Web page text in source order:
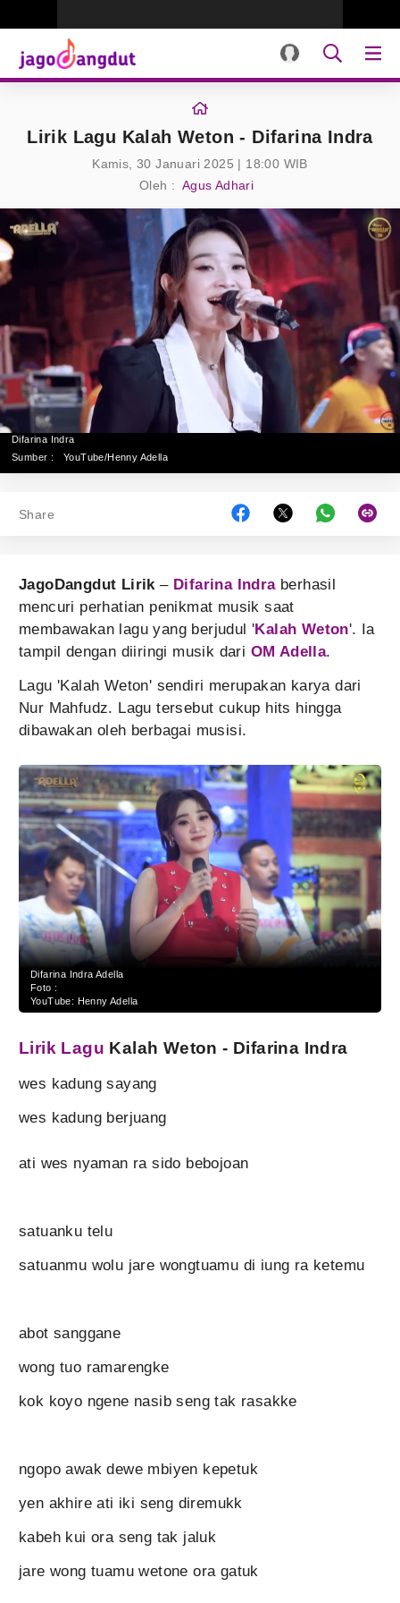
Lirik Lagu Kalah Weton - Difarina Indra
Kamis, 30 Januari 2025 | 18:00 WIB
Oleh : Agus Adhari
Difarina Indra
Sumber :
YouTube/Henny Adella
Share
JagoDangdut Lirik– Difarina Indraberhasil
mencuri perhatian penikmat musik saat
membawakan lagu yang berjudul 'Kalah Weton'. Ia
tampil dengan diiringi musik dari OM Adella.
Lagu 'Kalah Weton' sendiri merupakan karya dari
Nur Mahfudz. Lagu tersebut cukup hits hingga
dibawakan oleh berbagai musisi.
Difarina Indra Adella
Foto :
YouTube: Henny Adella
Lirik Lagu Kalah Weton - Difarina Indra
wes kadung sayang
wes kadung berjuang
ati wes nyaman ra sido bebojoan
satuanku telu
satuanmu wolu jare wongtuamu di iung ra ketemu
abot sanggane
wong tuo ramarengke
kok koyo ngene nasib seng tak rasakke
ngopo awak dewe mbiyen kepetuk
yen akhire ati iki seng diremukk
kabeh kui ora seng tak jaluk
jare wong tuamu wetone ora gatuk